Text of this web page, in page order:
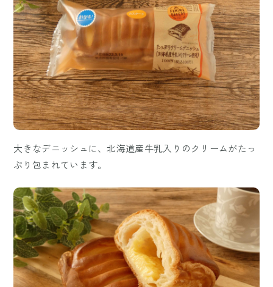
大きなデニッシュに、北海道産牛乳入りのクリームがたっ
ぷり包まれています。